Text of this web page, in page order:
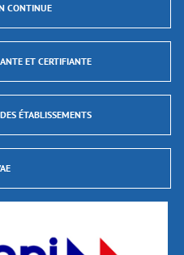
CONTINUE
ET CERTIFIANTE
ÉTABLISSEMENTS